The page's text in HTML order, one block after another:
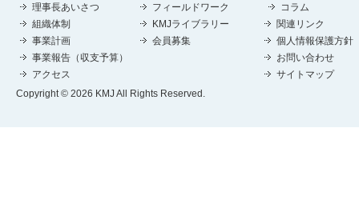
理事長あいさつ
組織体制
事業計画
事業報告（収支予算）
アクセス
フィールドワーク
KMJライブラリー
会員募集
コラム
関連リンク
個人情報保護方針
お問い合わせ
サイトマップ
Copyright © 2026 KMJ All Rights Reserved.